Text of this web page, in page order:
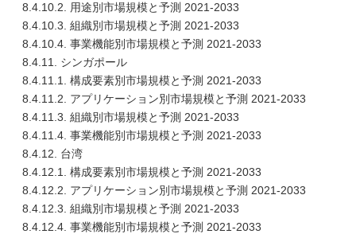
8.4.10.2. 用途別市場規模と予測 2021-2033
8.4.10.3. 組織別市場規模と予測 2021-2033
8.4.10.4. 事業機能別市場規模と予測 2021-2033
8.4.11. シンガポール
8.4.11.1. 構成要素別市場規模と予測 2021-2033
8.4.11.2. アプリケーション別市場規模と予測 2021-2033
8.4.11.3. 組織別市場規模と予測 2021-2033
8.4.11.4. 事業機能別市場規模と予測 2021-2033
8.4.12. 台湾
8.4.12.1. 構成要素別市場規模と予測 2021-2033
8.4.12.2. アプリケーション別市場規模と予測 2021-2033
8.4.12.3. 組織別市場規模と予測 2021-2033
8.4.12.4. 事業機能別市場規模と予測 2021-2033